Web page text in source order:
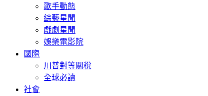
歌手動態
綜藝星聞
戲劇星聞
娛樂電影院
國際
川普對等關稅
全球必讀
社會